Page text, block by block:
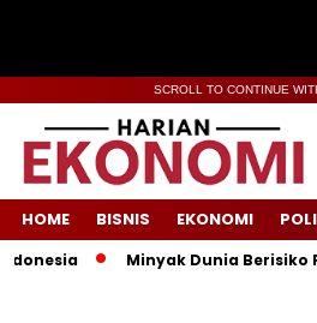
SCROLL TO CONTINUE
HOME BISNIS EKONOMI
Minyak Dunia Berisiko